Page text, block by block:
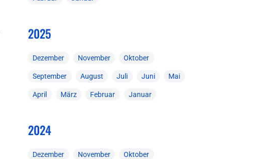
2025
Dezember November Oktober
September August Juli Juni Mai
April März Februar Januar
2024
Dezember November Oktober